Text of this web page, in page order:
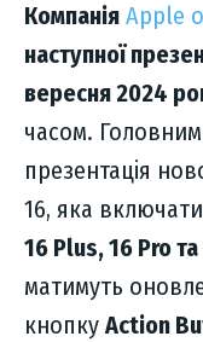
Компанія Apple
наступної
вересня 2024
часом.
презентація
16, яка
16 Plus, 16 Pro
матимуть
кнопку Action